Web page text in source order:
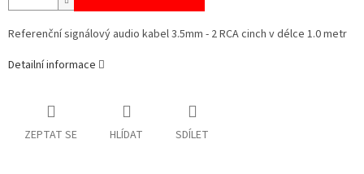
Referenční signálový audio kabel 3.5mm - 2 RCA cinch v délce 1.0 metr
Detailní informace
ZEPTAT SE HLÍDAT SDÍLET